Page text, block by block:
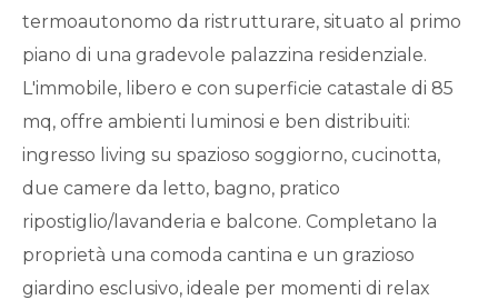
termoautonomo da ristrutturare, situato al primo
piano di una gradevole palazzina residenziale.
L'immobile, libero e con superficie catastale di 85
mq, offre ambienti luminosi e ben distribuiti:
ingresso living su spazioso soggiorno, cucinotta,
due camere da letto, bagno, pratico
ripostiglio/lavanderia e balcone. Completano la
proprietà una comoda cantina e un grazioso
giardino esclusivo, ideale per momenti di relax
4
5
5+
Bagni
minimi